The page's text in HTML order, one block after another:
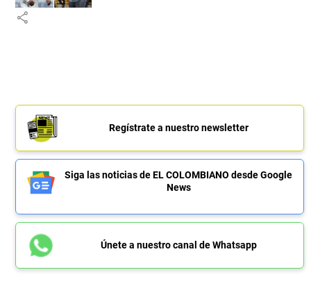
share
Regístrate a nuestro newsletter
Siga las noticias de EL COLOMBIANO desde Google
News
Únete a nuestro canal de Whatsapp